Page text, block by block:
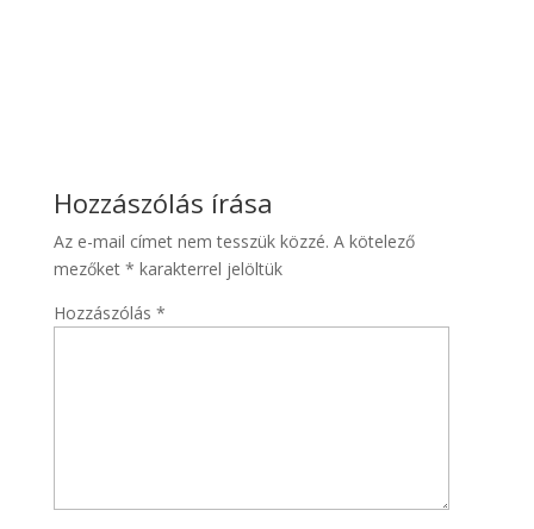
Hozzászólás írása
Az e-mail címet nem tesszük közzé. A kötelező
mezőket * karakterrel jelöltük
Hozzászólás *